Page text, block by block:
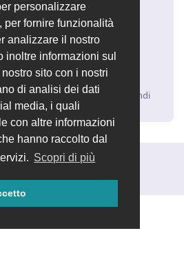
personalizzare
per fornire funzionalità
analizzare il nostro
inoltre informazioni sul
sito con i nostri
di analisi dei dati
media, i quali
con altre informazioni
hanno raccolto dal
Scopri di più
d/184/1
utile per velocizzare le
fine mese.
Rispondi